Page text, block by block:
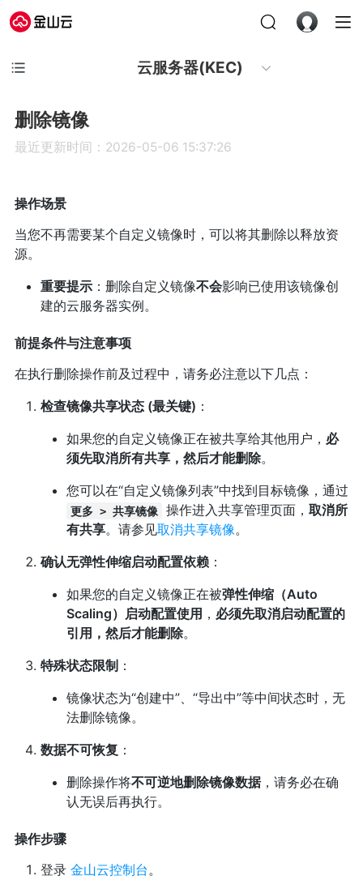
云服务器(KEC)
删除镜像
最近更新时间：2026-05-06 15:37:26
操作场景
当您不再需要某个自定义镜像时，可以将其删除以释放资
源。
重要提示：删除自定义镜像不会影响已使用该镜像创
建的云服务器实例。
前提条件与注意事项
在执行删除操作前及过程中，请务必注意以下几点：
检查镜像共享状态 (最关键) ：
如果您的自定义镜像正在被共享给其他用户， 必
须先取消所有共享，然后才能删除。
您可以在“自定义镜像列表”中找到目标镜像，通过
更多 > 共享镜像 操作进入共享管理页面，取消所
有共享。请参见取消共享镜像。
确认无弹性伸缩启动配置依赖：
如果您的自定义镜像正在被弹性伸缩（Auto
Scaling）启动配置使用 ， 必须先取消启动配置的
引用，然后才能删除。
特殊状态限制 ：
镜像状态为“创建中”、“导出中”等中间状态时，无
法删除镜像。
数据不可恢复 ：
删除操作将不可逆地删除镜像数据，请务必在确
认无误后再执行。
操作步骤
登录 金山云控制台。